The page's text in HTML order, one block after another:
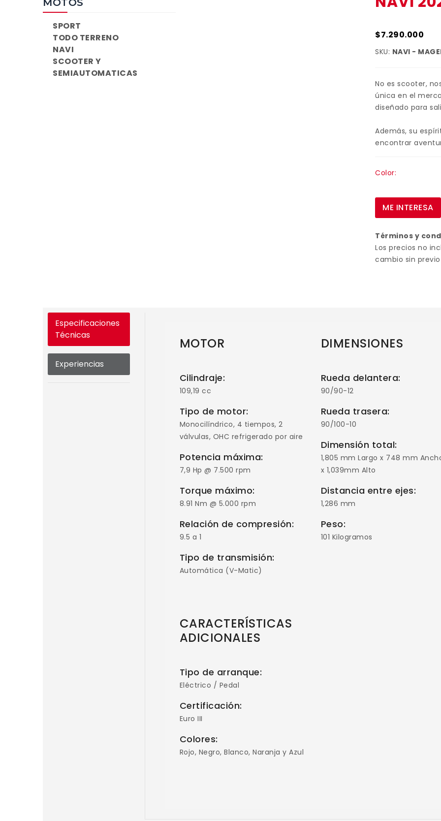
MOTOS
SPORT
TODO TERRENO
NAVI
SCOOTER Y
SEMIAUTOMATICAS
$7.290.000
SKU: NAVI -
No es scooter,
única en el
diseñado para
Además, su
encontrar
Color:
ME INTERESA
Términos y
Los precios no
cambio sin
Especificaciones
Técnicas
Experiencias
MOTOR
Cilindraje:
109,19 cc
Tipo de motor:
Monocilíndrico, 4 tiempos, 2
válvulas, OHC refrigerado por aire
Potencia máxima:
7,9 Hp @ 7.500 rpm
Torque máximo:
8.91 Nm @ 5.000 rpm
Relación de compresión:
9.5 a 1
Tipo de transmisión:
Automática (V-Matic)
CARACTERÍSTICAS
ADICIONALES
Tipo de arranque:
Eléctrico / Pedal
Certificación:
Euro III
Colores:
Rojo, Negro, Blanco, Naranja y Azul
DIMENSIONES
Rueda delantera:
90/90-12
Rueda trasera:
90/100-10
Dimensión total:
1,805 mm Largo x 748 mm
x 1,039mm Alto
Distancia entre ejes:
1,286 mm
Peso:
101 Kilogramos